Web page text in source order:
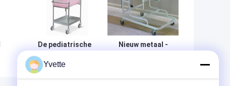
De pediatrische
Voederbak van de
het Ziekenhuisbaby,
Goedgekeurde het
Nieuw metaal -
Yvette